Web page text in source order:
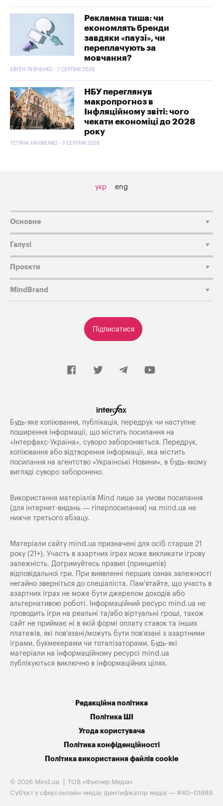
Рекламна тиша: чи
економлять бренди
завдяки «паузі», чи
переплачують за
мовчання?
ЄВГЕН ЛЕВЧЕНКО - 7 СЕРПНЯ 2026
НБУ переглянув
макропрогноз в
Інфляційному звіті: чого
чекати економіці до 2028
року
ТЕТЯНА НАУМЕНКО - 7 СЕРПНЯ 2026
укр eng
Підписатися
Основне
Галузі
Проєкти
MindBrand
Будь-яке копiювання, публiкацiя, передрук чи наступне
поширення iнформацiї, що мiстить посилання на
«Iнтерфакс-Україна», суворо забороняється. Передрук,
копіювання або відтворення інформації, яка містить
посилання на агентство «Українські Новини», в будь-якому
вигляді суворо заборонено.
Використання матеріалів Mind лише за умови посилання
(для інтернет-видань — гіперпосилання) на mind.ua не
нижче третього абзацу.
Матеріали сайту mind.ua призначені для осіб старше 21
року (21+). Участь в азартних іграх може викликати ігрову
залежність. Дотримуйтесь правил (принципів)
відповідальної гри. При виявленні перших ознак залежності
негайно зверніться до спеціаліста. Пам'ятайте, що участь в
азартних іграх не може бути джерелом доходів або
альтернативою роботі. Інформаційний ресурс mind.ua не
проводить ігри на реальні та/або віртуальні гроші, також
сайт не приймає ні в якій формі оплату ставок та інших
платежів, які пов’язані/можуть бути пов’язані з азартними
іграми, букмекерами чи тоталізаторами. Будь-які
матеріали на інформаційному ресурсі mind.ua
публікуються виключно в інформаційних цілях.
Редакційна політика
Політика ШІ
Угода користувача
Політика конфіденційності
Політика використання файлів cookie
© 2026 Mind.ua
ТОВ «Фьючер Медiа»
Cуб'єкт у сфері онлайн-медіа; ідентифікатор медіа — R40−01989